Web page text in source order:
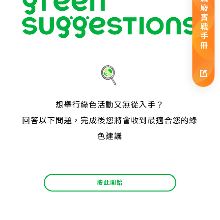
減廢實戰手冊
想舉行綠色活動又無從入手？
回答以下問題，完成後您將會收到最適合您的綠
色建議
按此開始